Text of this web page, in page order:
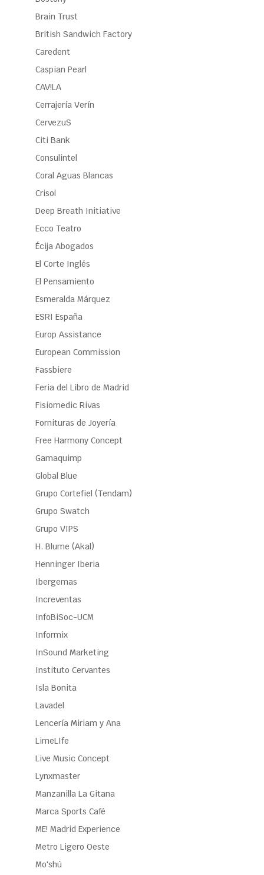
Brain Trust
British Sandwich Factory
Caredent
Caspian Pearl
CAV!LA
Cerrajería Verín
CervezuS
Citi Bank
Consulintel
Coral Aguas Blancas
Crisol
Deep Breath Initiative
Ecco Teatro
Écija Abogados
El Corte Inglés
El Pensamiento
Esmeralda Márquez
ESRI España
Europ Assistance
European Commission
Fassbiere
Feria del Libro de Madrid
Fisiomedic Rivas
Fornituras de Joyería
Free Harmony Concept
Gamaquimp
Global Blue
Grupo Cortefiel (Tendam)
Grupo Swatch
Grupo VIPS
H. Blume (Akal)
Henninger Iberia
Ibergemas
Increventas
InfoBiSoc-UCM
Informix
InSound Marketing
Instituto Cervantes
Isla Bonita
Lavadel
Lencería Miriam y Ana
LimeLIfe
Live Music Concept
Lynxmaster
Manzanilla La Gitana
Marca Sports Café
ME! Madrid Experience
Metro Ligero Oeste
Mo'shú